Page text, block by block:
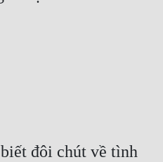
đôi chút về tình